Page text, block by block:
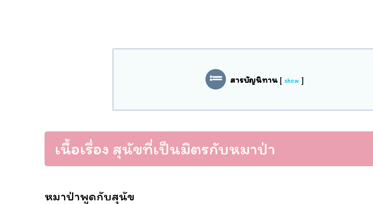
สารบัญนิทาน [ show ]
เนื้อเรื่อง สุนัขที่เป็นมิตรกับหมาป่า
หมาป่าพูดกับสุนัข